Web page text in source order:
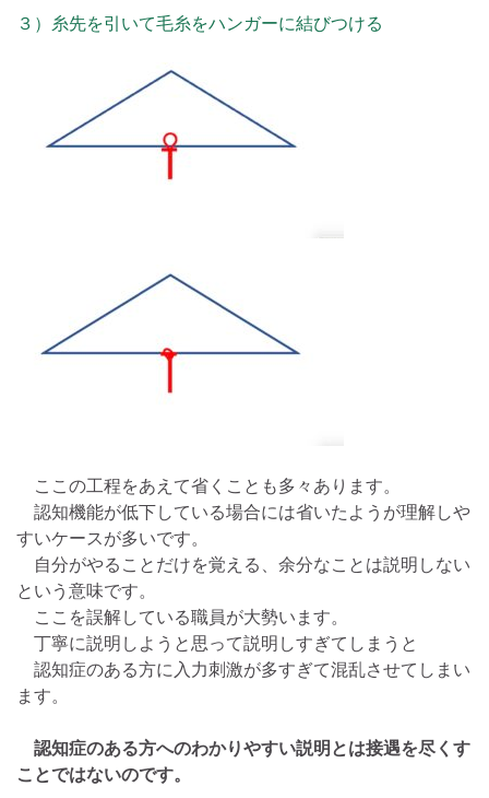
３）糸先を引いて毛糸をハンガーに結びつける
ここの工程をあえて省くことも多々あります。
認知機能が低下している場合には省いたようが理解しや
すいケースが多いです。
自分がやることだけを覚える、余分なことは説明しない
という意味です。
ここを誤解している職員が大勢います。
丁寧に説明しようと思って説明しすぎてしまうと
認知症のある方に入力刺激が多すぎて混乱させてしまい
ます。
認知症のある方へのわかりやすい説明とは接遇を尽くす
ことではないのです。